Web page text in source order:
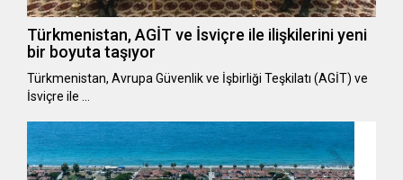
Türkmenistan, AGİT ve İsviçre ile ilişkilerini yeni
bir boyuta taşıyor
Türkmenistan, Avrupa Güvenlik ve İşbirliği Teşkilatı (AGİT) ve
İsviçre ile …